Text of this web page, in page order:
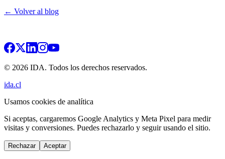
← Volver al blog
© 2026 IDA. Todos los derechos reservados.
ida.cl
Usamos cookies de analítica
Si aceptas, cargaremos Google Analytics y Meta Pixel para medir
visitas y conversiones. Puedes rechazarlo y seguir usando el sitio.
Rechazar Aceptar